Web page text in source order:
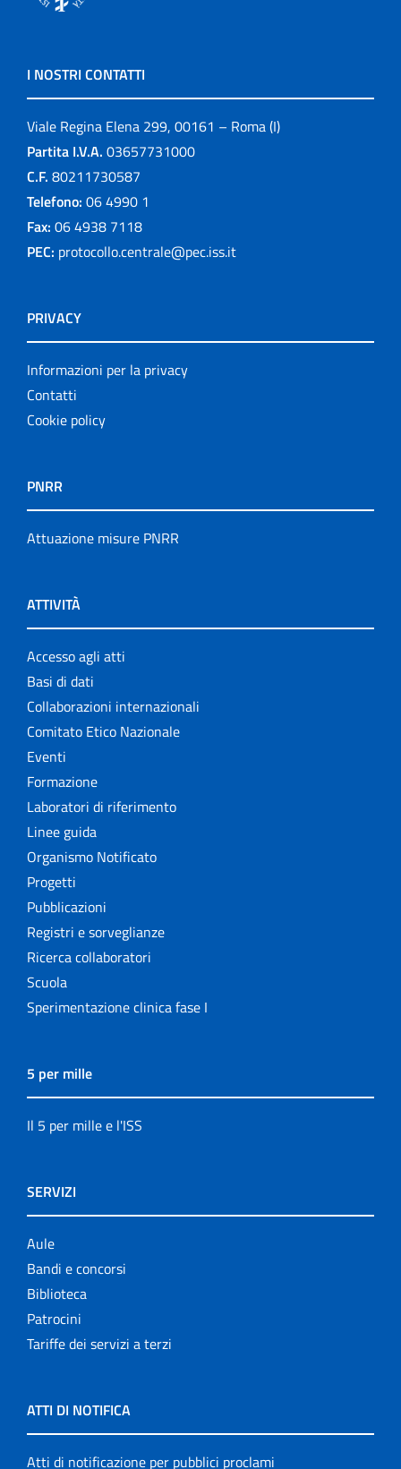
I NOSTRI CONTATTI
Viale Regina Elena 299, 00161 – Roma (I)
Partita I.V.A. 03657731000
C.F. 80211730587
Telefono: 06 4990 1
Fax: 06 4938 7118
PEC: protocollo.centrale@pec.iss.it
PRIVACY
Informazioni per la privacy
Contatti
Cookie policy
PNRR
Attuazione misure PNRR
ATTIVITÀ
Accesso agli atti
Basi di dati
Collaborazioni internazionali
Comitato Etico Nazionale
Eventi
Formazione
Laboratori di riferimento
Linee guida
Organismo Notificato
Progetti
Pubblicazioni
Registri e sorveglianze
Ricerca collaboratori
Scuola
Sperimentazione clinica fase I
5 per mille
Il 5 per mille e l'ISS
SERVIZI
Aule
Bandi e concorsi
Biblioteca
Patrocini
Tariffe dei servizi a terzi
ATTI DI NOTIFICA
Atti di notificazione per pubblici proclami